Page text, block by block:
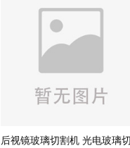
后视镜玻璃切割机 光电玻璃